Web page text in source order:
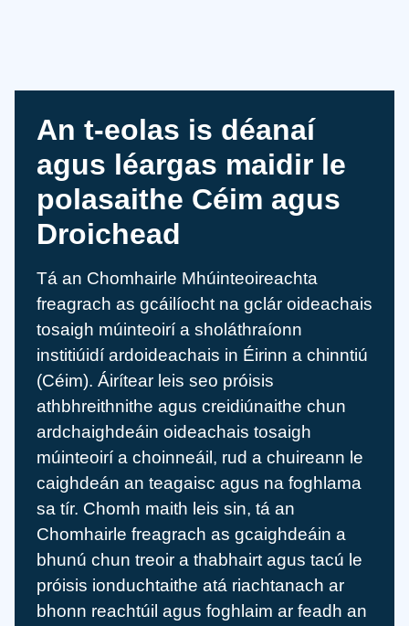
An t-eolas is déanaí
agus léargas maidir le
polasaithe Céim agus
Droichead
Tá an Chomhairle Mhúinteoireachta
freagrach as gcáilíocht na gclár oideachais
tosaigh múinteoirí a sholáthraíonn
institiúidí ardoideachais in Éirinn a chinntiú
(Céim). Áirítear leis seo próisis
athbhreithnithe agus creidiúnaithe chun
ardchaighdeáin oideachais tosaigh
múinteoirí a choinneáil, rud a chuireann le
caighdeán an teagaisc agus na foghlama
sa tír. Chomh maith leis sin, tá an
Chomhairle freagrach as gcaighdeáin a
bhunú chun treoir a thabhairt agus tacú le
próisis ionduchtaithe atá riachtanach ar
bhonn reachtúil agus foghlaim ar feadh an